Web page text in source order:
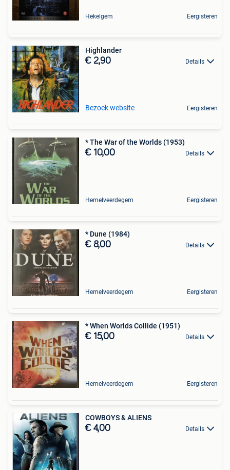
Hekelgem Eergisteren
Highlander
€ 2,90 Details
Bezoek website Eergisteren
* The War of the Worlds (1953)
€ 10,00 Details
Hemelveerdegem Eergisteren
* Dune (1984)
€ 8,00 Details
Hemelveerdegem Eergisteren
* When Worlds Collide (1951)
€ 15,00 Details
Hemelveerdegem Eergisteren
COWBOYS & ALIENS
€ 4,00 Details